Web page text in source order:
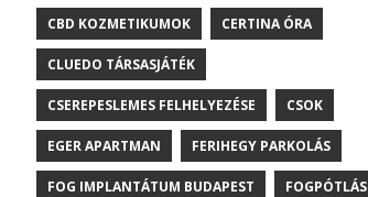
CBD KOZMETIKUMOK CERTINA ÓRA
CLUEDO TÁRSASJÁTÉK
CSEREPESLEMES FELHELYEZÉSE CSOK
EGER APARTMAN FERIHEGY PARKOLÁS
FOG IMPLANTÁTUM BUDAPEST FOGPÓTLÁS